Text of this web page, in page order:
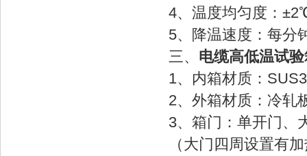
4、温度均匀度：
5、降温速度：每
三、 电缆高低温试
1、内箱材质：
2、外箱材质：冷
3、箱门：单开门、
（大门四周设置有